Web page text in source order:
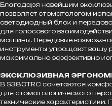
Благодаря новейшим
позволяет стоматологам
светодиодный блок и
для голосового
машины. Передовые
инструменты упрощают вашу
максимально эффективно
ЭКСКЛЮЗИВНАЯ
В S380TRC сочетаются
для стоматологического
технические характеристики.